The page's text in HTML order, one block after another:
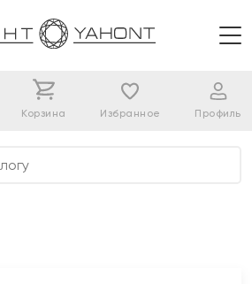
Корзина Избранное Профиль